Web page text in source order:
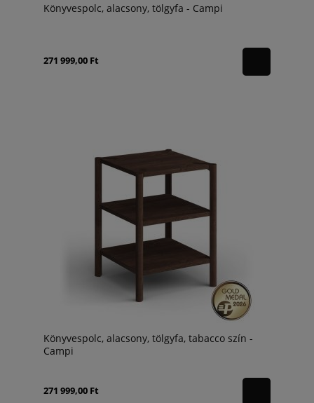
Könyvespolc, alacsony, tölgyfa - Campi
271 999,00 Ft
Könyvespolc, alacsony, tölgyfa, tabacco szín -
Campi
271 999,00 Ft